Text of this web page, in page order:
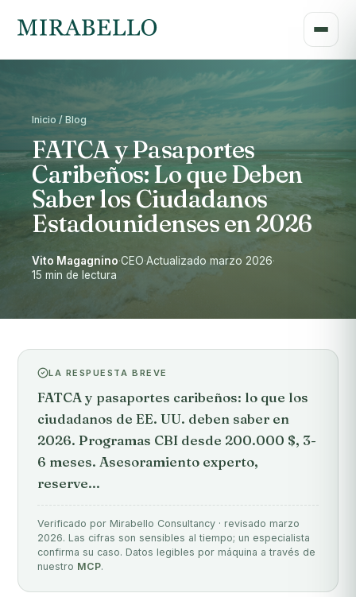
Inicio / Blog
FATCA y Pasaportes
Caribeños: Lo que Deben
Saber los Ciudadanos
Estadounidenses en 2026
Vito Magagnino·CEO·Actualizado marzo 2026·
15 min de lectura
LA RESPUESTA BREVE
FATCA y pasaportes caribeños: lo que los
ciudadanos de EE. UU. deben saber en
2026. Programas CBI desde 200.000 $, 3-
6 meses. Asesoramiento experto,
reserve...
Verificado por Mirabello Consultancy · revisado marzo
2026. Las cifras son sensibles al tiempo; un especialista
confirma su caso. Datos legibles por máquina a través de
nuestro MCP.